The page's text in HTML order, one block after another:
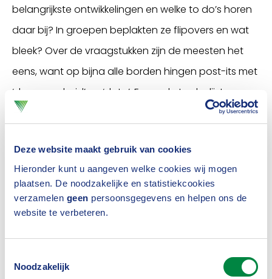
Deze website maakt gebruik van cookies
Hieronder kunt u aangeven welke cookies wij mogen
plaatsen. De noodzakelijke en statistiekcookies
verzamelen geen persoonsgegevens en helpen ons de
website te verbeteren.
Noodzakelijk
belangrijkste ontwikkelingen en welke to do’s horen
daar bij? In groepen beplakten ze flipovers en wat
bleek? Over de vraagstukken zijn de meesten het
eens, want op bijna alle borden hingen post-its met
‘duurzaamheid’ en ‘data’. En op de to do-lijsten
verscheen overal het woord ‘samenwerken’. De
generieke vraagstukken aan te pakken. Bijvoorbeeld
samenwerken als het gaat om regelgeving rondom
de uitbesteding van IT, meer best practices delen of
meer samenwerken om kwetsbaren te
ondersteunen.
Stevig netwerk